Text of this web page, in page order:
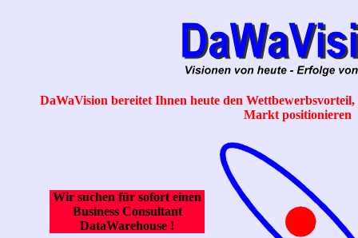
DaWaVision bereitet Ihnen heute den
Markt positionieren
Wir suchen für sofort einen
Business Consultant
DataWarehouse !